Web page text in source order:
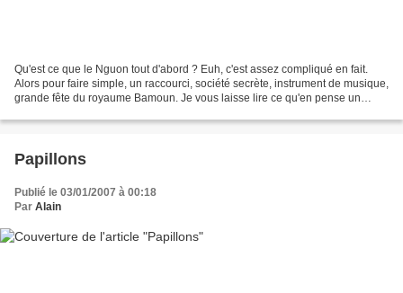
Qu'est ce que le Nguon tout d'abord ? Euh, c'est assez compliqué en fait.
Alors pour faire simple, un raccourci, société secrète, instrument de musique,
grande fête du royaume Bamoun. Je vous laisse lire ce qu'en pense un
Papillons
Publié le 03/01/2007 à 00:18
Par Alain